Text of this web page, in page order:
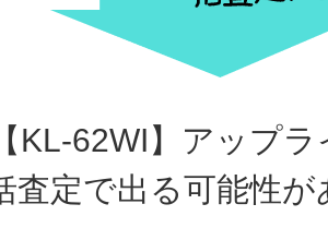
KL-62WI】アップ
査定で出る可能性が